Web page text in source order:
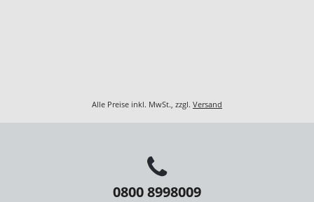
Alle Preise inkl. MwSt., zzgl. Versand
0800 8998009